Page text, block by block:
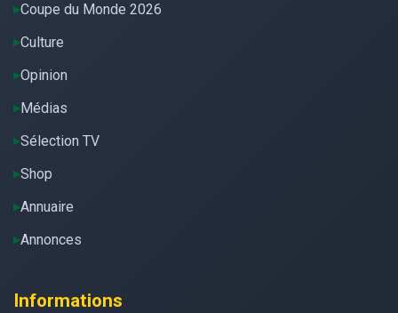
Coupe du Monde 2026
Culture
Opinion
Médias
Sélection TV
Shop
Annuaire
Annonces
Informations